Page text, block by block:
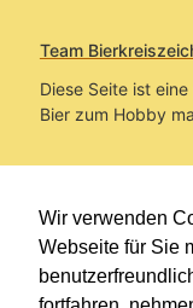
Wir verwenden
Webseite für Sie
Team
Diese Seite ist
Bier zum Hobby
Sie befinden sich
im Pfad:
Erstellt: 2026-08-